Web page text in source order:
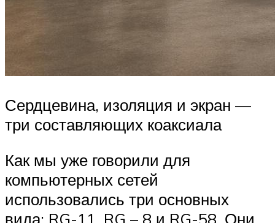
Сердцевина, изоляция и экран —
три составляющих коаксиала
Как мы уже говорили для
компьютерных сетей
использовались три основных
вида: RG-11, RG – 8 и RG-58. Они